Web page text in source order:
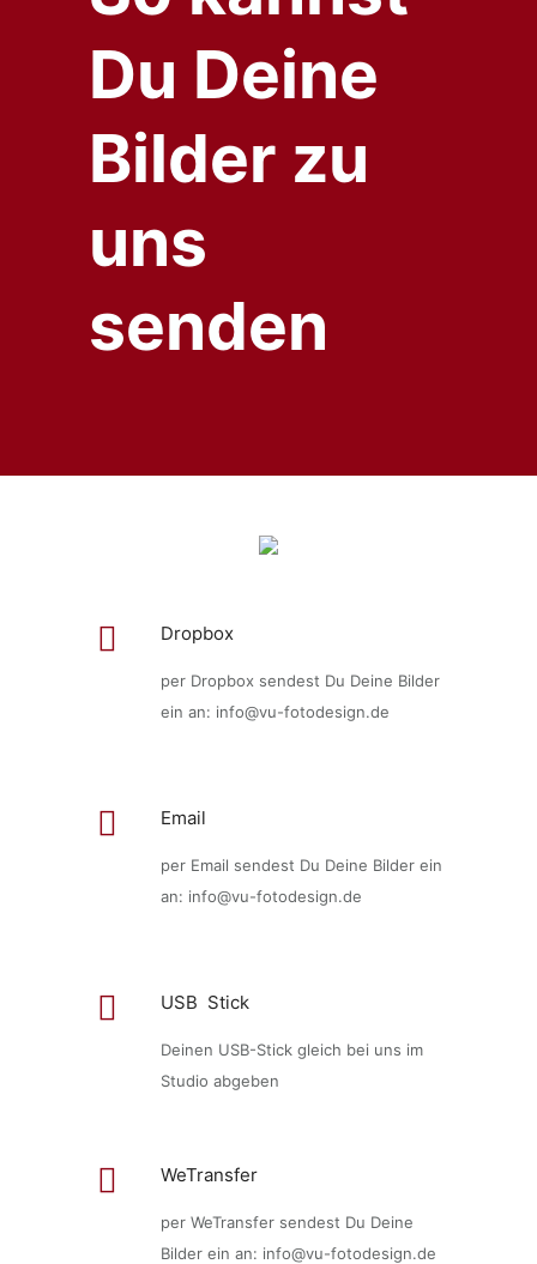
Du Deine
Bilder zu
uns
senden
Dropbox
per Dropbox sendest Du Deine Bilder
ein an: info@vu-fotodesign.de
Email
per Email sendest Du Deine Bilder ein
an: info@vu-fotodesign.de
USB Stick
Deinen USB-Stick gleich bei uns im
Studio abgeben
WeTransfer
per WeTransfer sendest Du Deine
Bilder ein an: info@vu-fotodesign.de